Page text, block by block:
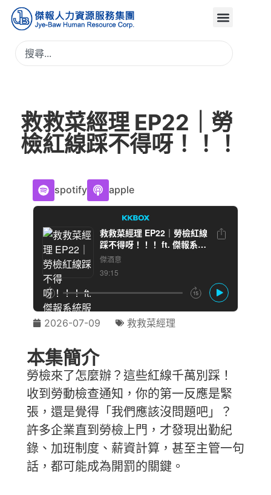
救救菜經理 EP22｜勞
檢紅線踩不得呀！！！
spotify apple
2026-07-09 救救菜經理
本集簡介
勞檢來了怎麼辦？這些紅線千萬別踩！
收到勞動檢查通知，你的第一反應是緊
張，還是覺得「我們應該沒問題吧」？
許多企業直到勞檢上門，才發現出勤紀
錄、加班制度、薪資計算，甚至主管一句
話，都可能成為開罰的關鍵。